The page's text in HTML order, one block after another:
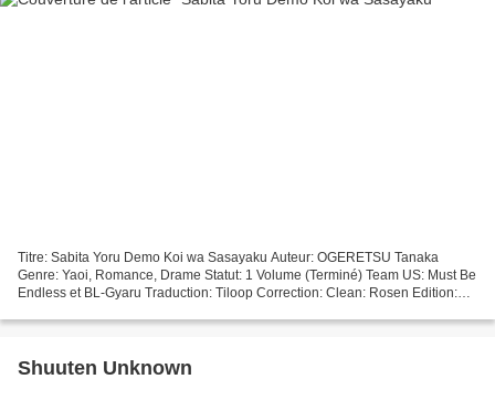
Titre: Sabita Yoru Demo Koi wa Sasayaku Auteur: OGERETSU Tanaka
Genre: Yaoi, Romance, Drame Statut: 1 Volume (Terminé) Team US: Must Be
Endless et BL-Gyaru Traduction: Tiloop Correction: Clean: Rosen Edition:
Shuuten Unknown